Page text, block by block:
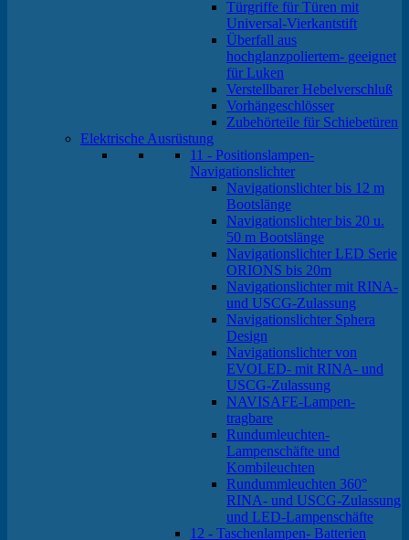
Türgriffe für Türen mit
Universal-Vierkantstift
Überfall aus
hochglanzpoliertem- geeignet
für Luken
Verstellbarer Hebelverschluß
Vorhängeschlösser
Zubehörteile für Schiebetüren
Elektrische Ausrüstung
11 - Positionslampen-
Navigationslichter
Navigationslichter bis 12 m
Bootslänge
Navigationslichter bis 20 u.
50 m Bootslänge
Navigationslichter LED Serie
ORIONS bis 20m
Navigationslichter mit RINA-
und USCG-Zulassung
Navigationslichter Sphera
Design
Navigationslichter von
EVOLED- mit RINA- und
USCG-Zulassung
NAVISAFE-Lampen-
tragbare
Rundumleuchten-
Lampenschäfte und
Kombileuchten
Rundummleuchten 360°
RINA- und USCG-Zulassung
und LED-Lampenschäfte
12 - Taschenlampen- Batterien